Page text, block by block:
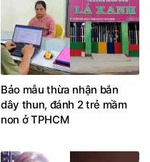
Bảo mẫu thừa nhận bắn
dây thun, đánh 2 trẻ mầm
non ở TPHCM